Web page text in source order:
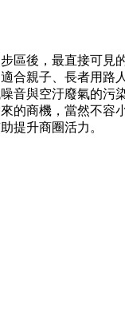
區後，最直接可見
合親子、長者用路
音與空汙廢氣的污
的商機，當然不容
提升商圈活力。